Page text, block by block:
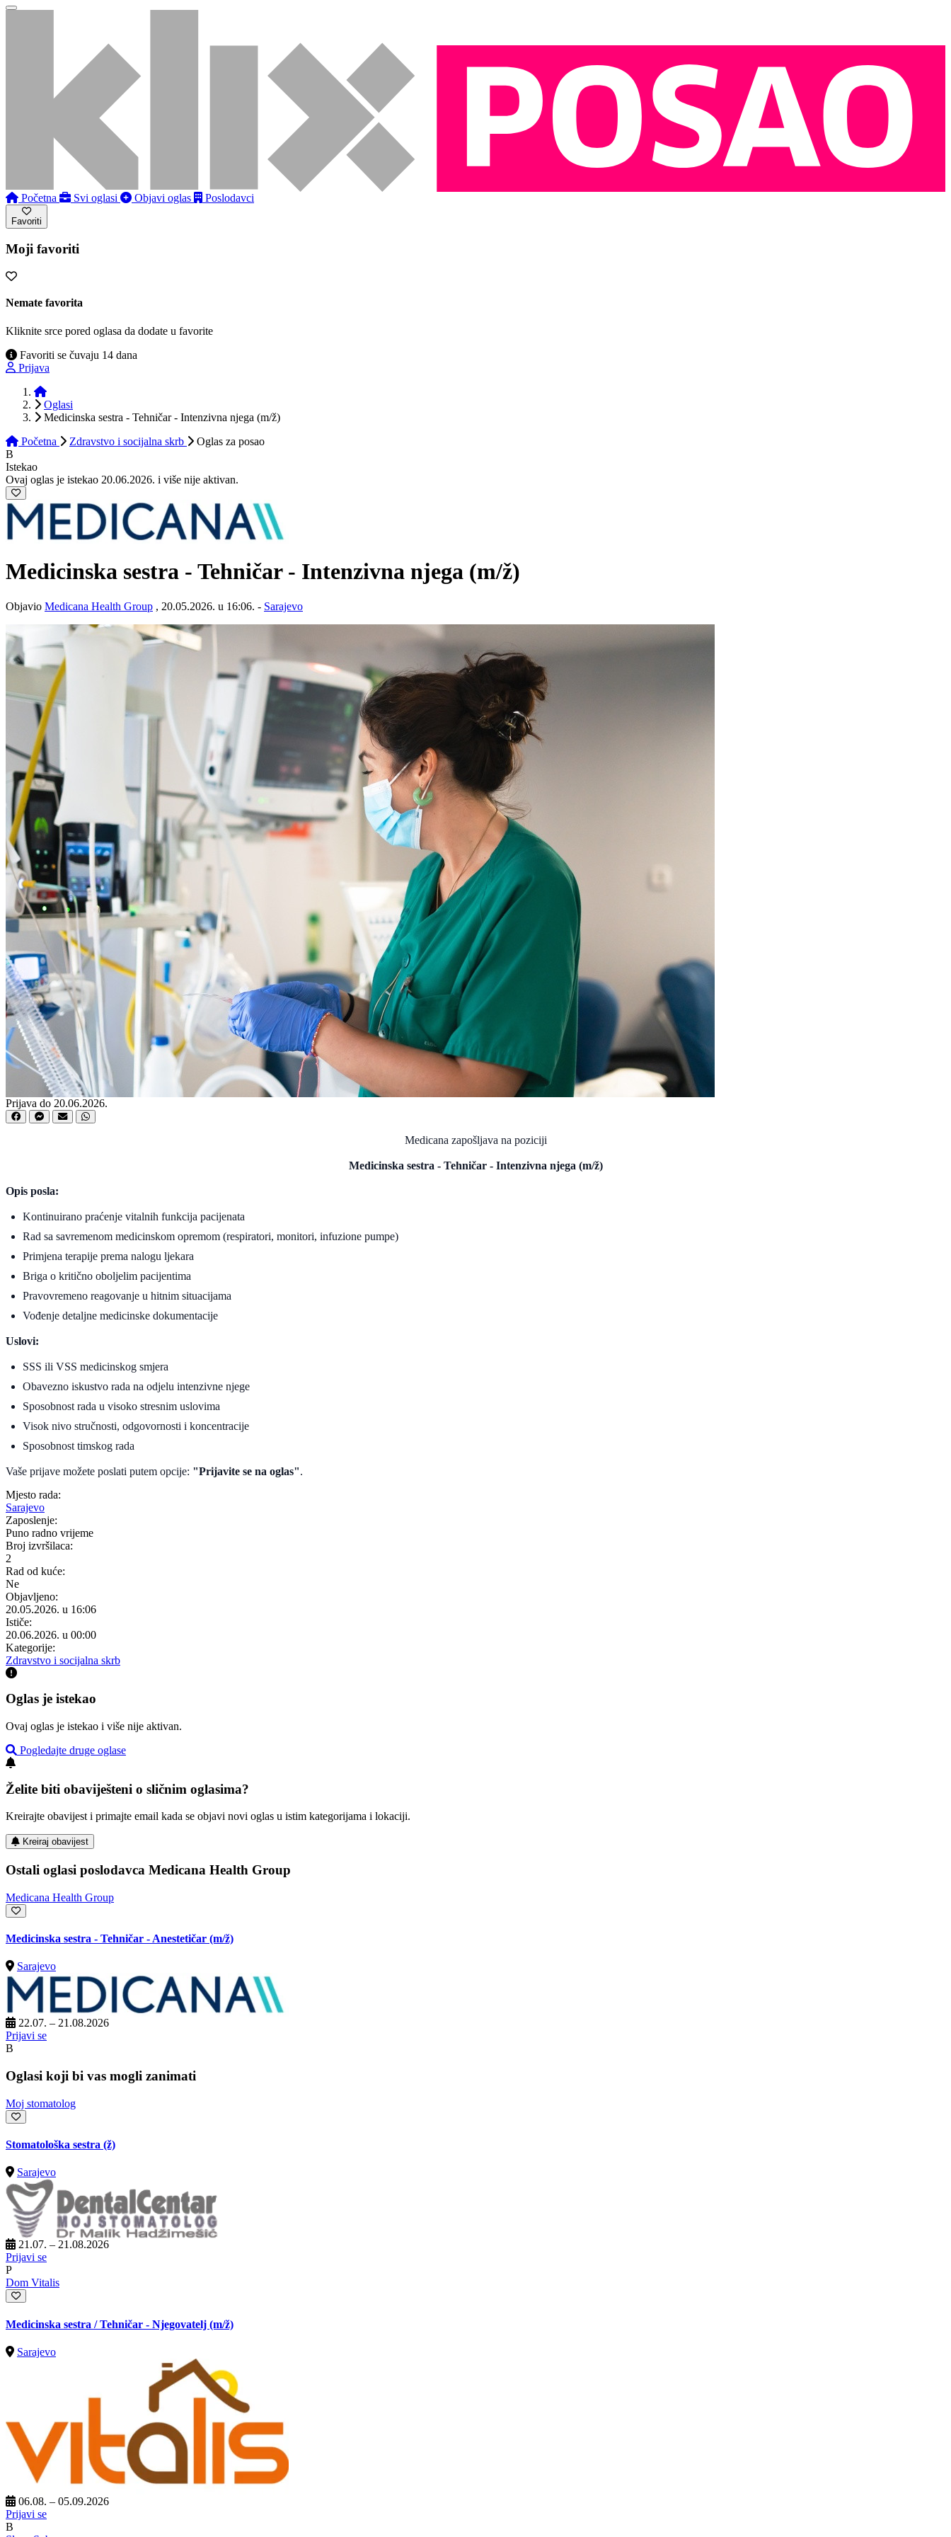
Početna Svi oglasi Objavi oglas Poslodavci
Favoriti
Moji favoriti
Nemate favorita
Kliknite srce pored oglasa da dodate u favorite
Favoriti se čuvaju 14 dana
Prijava
Početna
Oglasi
Medicinska sestra - Tehničar - Intenzivna njega (m/ž)
Početna
Zdravstvo i socijalna skrb Oglas za posao
B
Istekao
Ovaj oglas je istekao 20.06.2026. i više nije aktivan.
Medicinska sestra - Tehničar - Intenzivna njega (m/ž)
Objavio Medicana Health Group , 20.05.2026. u 16:06. - Sarajevo
Prijava do 20.06.2026.
Medicana zapošljava na poziciji
Medicinska sestra - Tehničar - Intenzivna njega (m/ž)
Opis posla:
Kontinuirano praćenje vitalnih funkcija pacijenata
Rad sa savremenom medicinskom opremom (respiratori, monitori, infuzione pumpe)
Primjena terapije prema nalogu ljekara
Briga o kritično oboljelim pacijentima
Pravovremeno reagovanje u hitnim situacijama
Vođenje detaljne medicinske dokumentacije
Uslovi:
SSS ili VSS medicinskog smjera
Obavezno iskustvo rada na odjelu intenzivne njege
Sposobnost rada u visoko stresnim uslovima
Visok nivo stručnosti, odgovornosti i koncentracije
Sposobnost timskog rada
Vaše prijave možete poslati putem opcije: "Prijavite se na oglas".
Mjesto rada:
Sarajevo
Zaposlenje:
Puno radno vrijeme
Broj izvršilaca:
2
Rad od kuće:
Ne
Objavljeno:
20.05.2026. u 16:06
Ističe:
20.06.2026. u 00:00
Kategorije:
Zdravstvo i socijalna skrb
Oglas je istekao
Ovaj oglas je istekao i više nije aktivan.
Pogledajte druge oglase
Želite biti obaviješteni o sličnim oglasima?
Kreirajte obavijest i primajte email kada se objavi novi oglas u istim kategorijama i lokaciji.
Kreiraj obavijest
Ostali oglasi poslodavca Medicana Health Group
Medicana Health Group
Medicinska sestra - Tehničar - Anestetičar (m/ž)
Sarajevo
22.07. – 21.08.2026
Prijavi se
B
Oglasi koji bi vas mogli zanimati
Moj stomatolog
Stomatološka sestra (ž)
Sarajevo
21.07. – 21.08.2026
Prijavi se
P
Dom Vitalis
Medicinska sestra / Tehničar - Njegovatelj (m/ž)
Sarajevo
06.08. – 05.09.2026
Prijavi se
B